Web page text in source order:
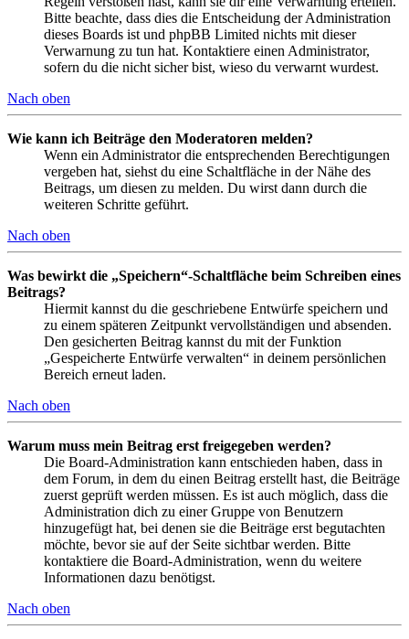
Bitte beachte, dass dies die Entscheidung der Administration
dieses Boards ist und phpBB Limited nichts mit dieser
Verwarnung zu tun hat. Kontaktiere einen Administrator,
sofern du die nicht sicher bist, wieso du verwarnt wurdest.
Nach oben
Wie kann ich Beiträge den Moderatoren melden?
Wenn ein Administrator die entsprechenden Berechtigungen
vergeben hat, siehst du eine Schaltfläche in der Nähe des
Beitrags, um diesen zu melden. Du wirst dann durch die
weiteren Schritte geführt.
Nach oben
Was bewirkt die „Speichern“-Schaltfläche beim Schreiben eines
Beitrags?
Hiermit kannst du die geschriebene Entwürfe speichern und
zu einem späteren Zeitpunkt vervollständigen und absenden.
Den gesicherten Beitrag kannst du mit der Funktion
„Gespeicherte Entwürfe verwalten“ in deinem persönlichen
Bereich erneut laden.
Nach oben
Warum muss mein Beitrag erst freigegeben werden?
Die Board-Administration kann entschieden haben, dass in
dem Forum, in dem du einen Beitrag erstellt hast, die Beiträge
zuerst geprüft werden müssen. Es ist auch möglich, dass die
Administration dich zu einer Gruppe von Benutzern
hinzugefügt hat, bei denen sie die Beiträge erst begutachten
möchte, bevor sie auf der Seite sichtbar werden. Bitte
kontaktiere die Board-Administration, wenn du weitere
Informationen dazu benötigst.
Nach oben